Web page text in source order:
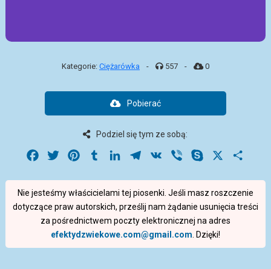
Kategorie: Ciężarówka - 557 - 0
Pobierać
Podziel się tym ze sobą:
Facebook
Twitter PinterestTumblrLinkedInTelegram
VK Viber Skype
Nie jesteśmy właścicielami tej piosenki. Jeśli masz roszczenie
dotyczące praw autorskich, prześlij nam żądanie usunięcia treści
za pośrednictwem poczty elektronicznej na adres
efektydzwiekowe.com@gmail.com . Dzięki!